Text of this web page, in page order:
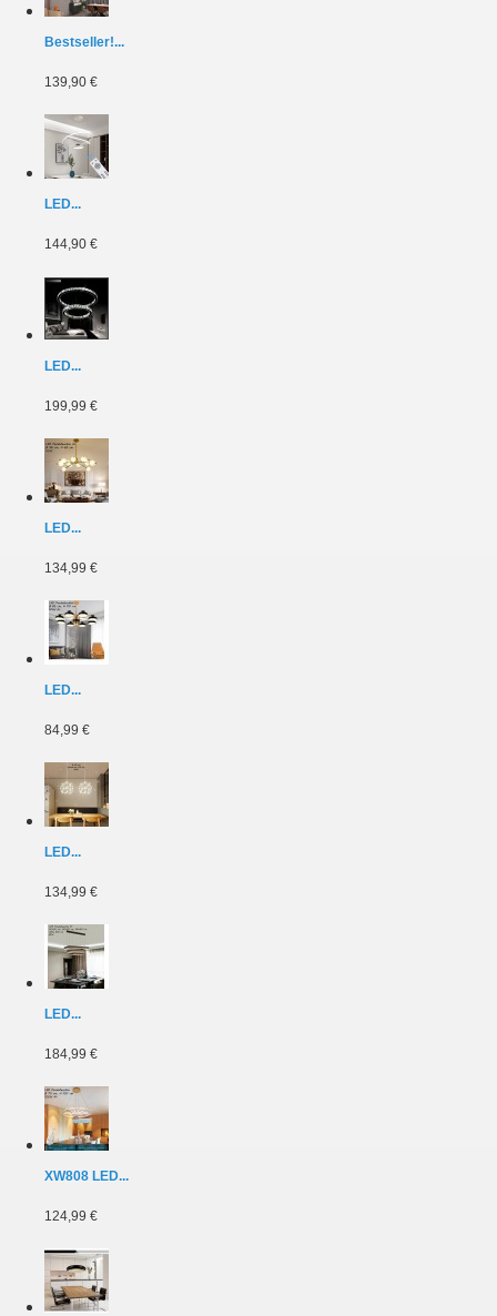
Bestseller!...
139,90 €
LED...
144,90 €
LED...
199,99 €
LED...
134,99 €
LED...
84,99 €
LED...
134,99 €
LED...
184,99 €
XW808 LED...
124,99 €